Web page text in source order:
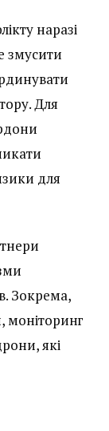
наразі
змусити
Для
для
Зокрема,
моніторинг
які